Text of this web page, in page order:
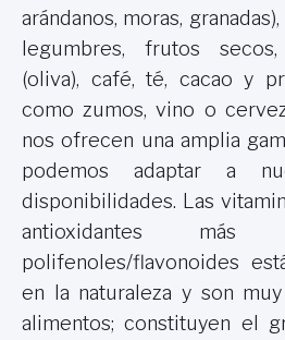
arándanos, moras,
legumbres, frutos
(oliva), café, té, cacao y
como zumos, vino o
nos ofrecen una amplia
podemos adaptar a
disponibilidades. Las
antioxidantes más
polifenoles/flavonoides
en la naturaleza y son
alimentos; constituyen el